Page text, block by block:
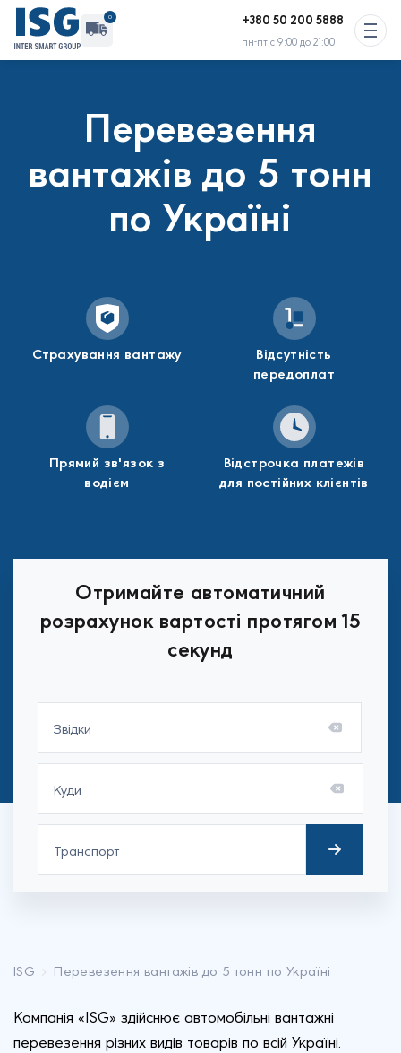
0 +380 50 200 5888
пн-пт с 9:00 до 21:00
Активних перевезень зараз немає
Перевезення
вантажів до 5 тонн
по Україні
Страхування вантажу
Відсутність
передоплат
Прямий зв'язок з
водієм
Відстрочка платежів
для постійних клієнтів
Отримайте автоматичний
розрахунок вартості протягом 15
секунд
ISG Перевезення вантажів до 5 тонн по Україні
Компанія «ISG» здійснює автомобільні вантажні
перевезення різних видів товарів по всій Україні.